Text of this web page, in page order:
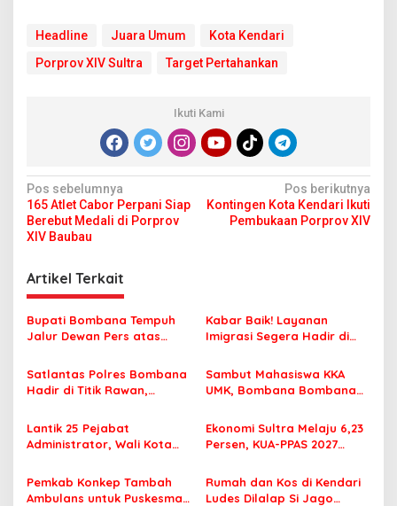
Headline Juara Umum
Kota Kendari
Porprov XIV Sultra
Target Pertahankan
Ikuti Kami
N
a
v
i
g
a
s
i
p
s
Pos sebelumnya
165 Atlet Cabor Perpani Siap
Berebut Medali di Porprov
XIV Baubau
Pos berikutnya
Kontingen Kota Kendari Ikuti
Pembukaan Porprov XIV
Artikel Terkait
Bupati Bombana Tempuh
Jalur Dewan Pers atas
Korupsi Jembatan Cirauci II
Kabar Baik! Layanan
Imigrasi Segera Hadir di
Perlu Lagi ke Kendari
Satlantas Polres Bombana
Hadir di Titik Rawan,
Sekolah dengan Aman
Sambut Mahasiswa KKA
UMK, Bombana Bombana
Sasaran
Lantik 25 Pejabat
Administrator, Wali Kota
Berintegritas dan
Profesional Layani
Ekonomi Sultra Melaju 6,23
Persen, KUA-PPAS 2027
Pemkab Konkep Tambah
Ambulans untuk Puskesmas
Rumah dan Kos di Kendari
Ludes Dilalap Si Jago